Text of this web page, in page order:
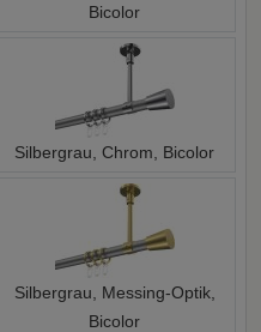
Bicolor
Silbergrau, Chrom, Bicolor
Silbergrau, Messing-Optik,
Bicolor